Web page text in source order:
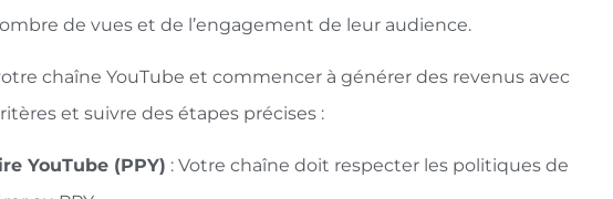
de vues et de l’engagement de leur audience.
chaîne YouTube et commencer à générer des revenus avec
et suivre des étapes précises :
YouTube (PPY) : Votre chaîne doit respecter les politiques de